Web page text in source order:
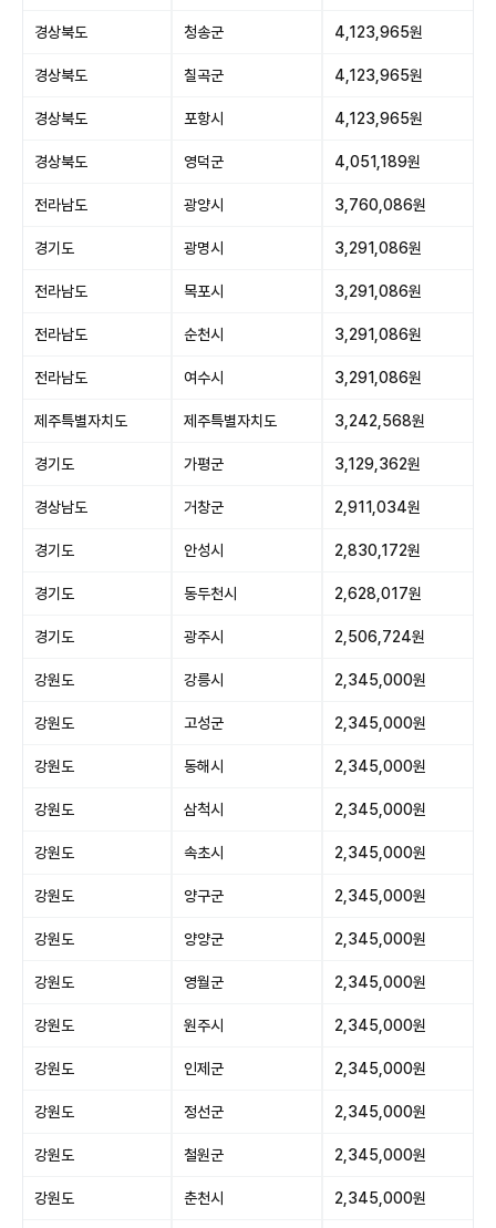
경상북도 청송군 4,123,965원
경상북도 칠곡군 4,123,965원
경상북도 포항시 4,123,965원
경상북도 영덕군 4,051,189원
전라남도 광양시 3,760,086원
경기도 광명시 3,291,086원
전라남도 목포시 3,291,086원
전라남도 순천시 3,291,086원
전라남도 여수시 3,291,086원
제주특별자치도 제주특별자치도 3,242,568원
경기도 가평군 3,129,362원
경상남도 거창군 2,911,034원
경기도 안성시 2,830,172원
경기도 동두천시 2,628,017원
경기도 광주시 2,506,724원
강원도 강릉시 2,345,000원
강원도 고성군 2,345,000원
강원도 동해시 2,345,000원
강원도 삼척시 2,345,000원
강원도 속초시 2,345,000원
강원도 양구군 2,345,000원
강원도 양양군 2,345,000원
강원도 영월군 2,345,000원
강원도 원주시 2,345,000원
강원도 인제군 2,345,000원
강원도 정선군 2,345,000원
강원도 철원군 2,345,000원
강원도 춘천시 2,345,000원